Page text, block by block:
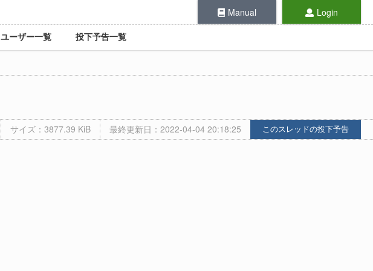
Manual Login
ユーザー一覧 投下予告一覧
サイズ：3877.39 KiB 最終更新日：2022-04-04 20:18:25 このスレッドの投下予告